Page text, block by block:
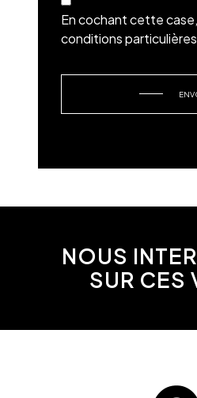
En cochant cette
conditions
NOUS
SUR CES